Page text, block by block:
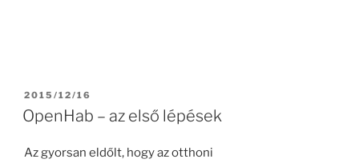
POSTED
ON
2015/12/16
OpenHab – az első lépések
Az gyorsan eldőlt, hogy az otthoni